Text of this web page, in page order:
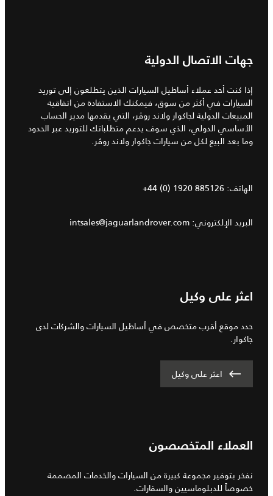
جهات الاتصال الدولية
إذا كنت أحد عملاء أساطيل السيارات الذين يتطلعون إلى توريد
السيارات في أكثر من سوق، فيمكنك الاستفادة من اتفاقية
المبيعات الدولية لجاكوار ولاند روڤر، التي يقدمها مدير الحساب
الأساسي الدولي، الذي سوف يدعم متطلباتك للتوريد عبر الحدود
وما بعد البيع لكل من سيارات جاكوار ولاند روڤر.
الهاتف: +44 (0) 1920 885126
البريد الإلكتروني: intsales@jaguarlandrover.com
اعثر على وكيل
حدد موقع أقرب متخصص في أساطيل السيارات والشركات لدى
جاكوار.
اعثر على وكيل
العملاء المتخصصون
نفخر بتوفير مجموعة كبيرة من السيارات والخدمات المصممة
خصوصاً للدبلوماسيين والسفارات.